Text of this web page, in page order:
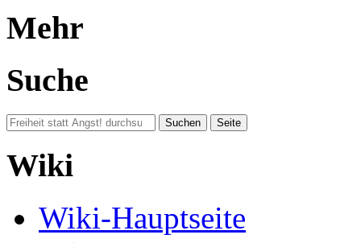
Mehr
Suche
Wiki
Wiki-Hauptseite